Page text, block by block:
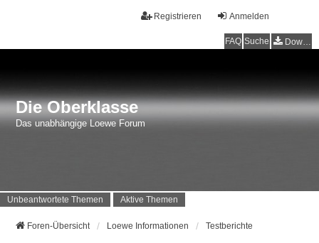
Anmelden
Registrieren
FAQ Suche Downloads
Die Oberklasse
Das unabhängige Loewe Forum
Unbeantwortete Themen Aktive Themen
Foren-Übersicht Loewe Informationen Testberichte